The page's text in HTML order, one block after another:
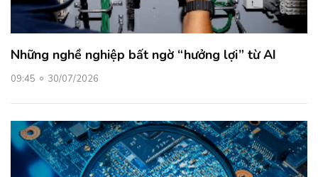
Những nghề nghiệp bất ngờ “hưởng lợi” từ AI
09:45 30/07/2026